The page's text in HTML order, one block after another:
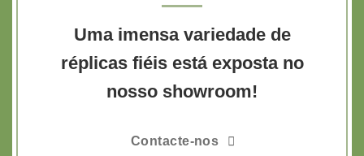
Uma imensa variedade de
réplicas fiéis está exposta no
nosso showroom!
Contacte-nos